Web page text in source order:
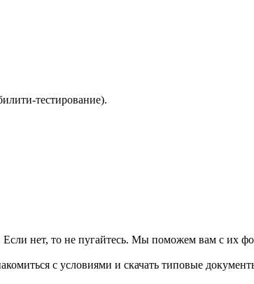
тестирование).
Если нет, то не пугайтесь. Мы поможем вам с их
с условиями и скачать типовые